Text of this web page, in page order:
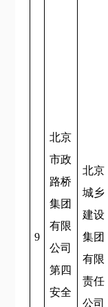
9
北京
市政
路桥
集团
有限
公司
第四
安全
北京
城乡
建设
集团
有限
责任
公司